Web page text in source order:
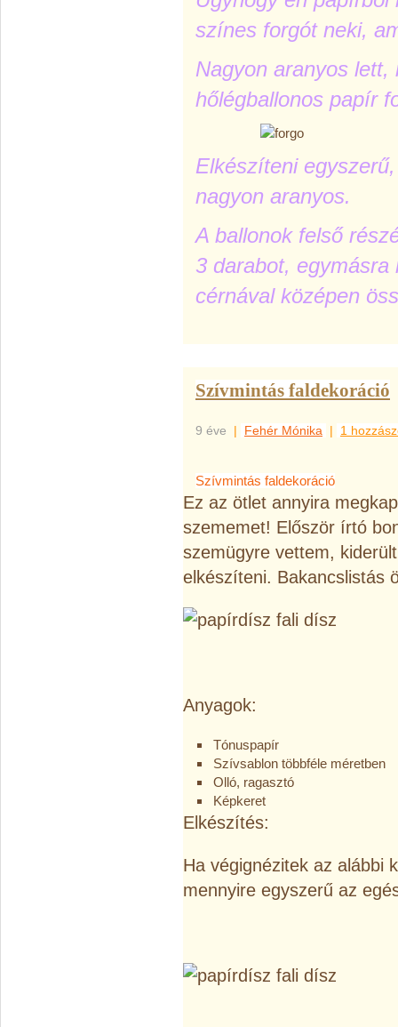
színes forgót neki,
Nagyon aranyos lett,
hőlégballonos papír
Elkészíteni
nagyon aranyos.
A ballonok felső
3 darabot,
cérnával középen
Szívmintás faldekoráció
9 éve | Fehér Mónika | 1
Szívmintás faldekoráció
Ez az ötlet annyira
szememet! Először írtó
szemügyre vettem,
elkészíteni. Bakancslistás
Anyagok:
Tónuspapír
Szívsablon többféle méretben
Olló, ragasztó
Képkeret
Elkészítés:
Ha végignézitek az alábbi
mennyire egyszerű az